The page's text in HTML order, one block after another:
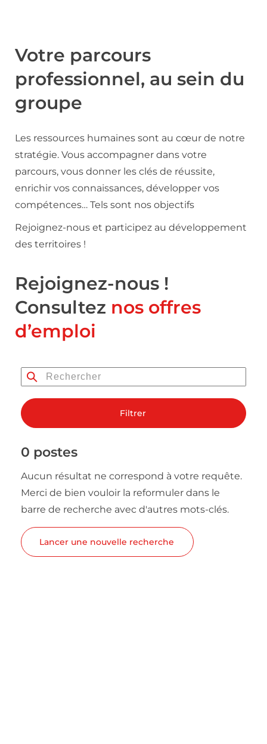
Votre parcours
professionnel, au sein du
groupe
Les ressources humaines sont au cœur de notre
stratégie. Vous accompagner dans votre
parcours, vous donner les clés de réussite,
enrichir vos connaissances, développer vos
compétences… Tels sont nos objectifs
Rejoignez-nous et participez au développement
des territoires !
Rejoignez-nous !
Consultez nos offres
d’emploi
Filtrer
0 postes
Aucun résultat ne correspond à votre requête.
Merci de bien vouloir la reformuler dans le
barre de recherche avec d'autres mots-clés.
Lancer une nouvelle recherche